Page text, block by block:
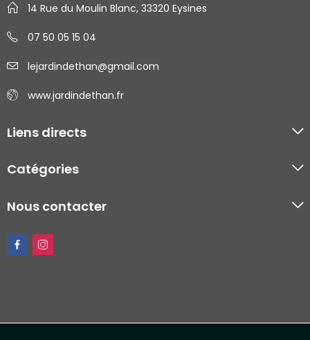
14 Rue du Moulin Blanc, 33320 Eysines
07 50 05 15 04
lejardindethan@gmail.com
www.jardindethan.fr
Liens directs
Catégories
Nous contacter